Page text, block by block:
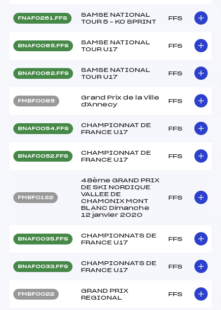
FNAF0261.FFS
SAMSE NATIONAL
TOUR 5 – KO SPRINT
FFS
BNAF0065.FFS
SAMSE NATIONAL
TOUR U17
FFS
BNAF0062.FFS
SAMSE NATIONAL
TOUR U17
FFS
FMBF0065
Grand Prix de la Ville
d'Annecy
FFS
BNAF0054.FFS
CHAMPIONNAT DE
FRANCE U17
FFS
BNAF0052.FFS
CHAMPIONNAT DE
FRANCE U17
FFS
FMBF0122
48ème GRAND PRIX
DE SKI NORDIQUE
VALLEE DE
CHAMONIX MONT
BLANC Dimanche
12 janvier 2020
FFS
BNAF0035.FFS
CHAMPIONNATS DE
FRANCE U17
FFS
BNAF0033.FFS
CHAMPIONNATS DE
FRANCE U17
FFS
FMBF0022
GRAND PRIX
REGIONAL
FFS